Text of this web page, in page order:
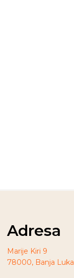
Adresa
Marije Kiri 9
78000, Banja Luka